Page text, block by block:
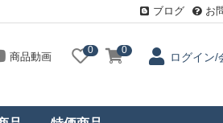
ブログ お
商品動画
0 0
ログイン/